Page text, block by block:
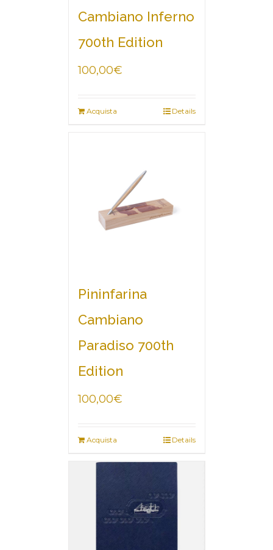
Cambiano Inferno
700th Edition
100,00€
Acquista Details
Pininfarina
Cambiano
Paradiso 700th
Edition
100,00€
Acquista Details